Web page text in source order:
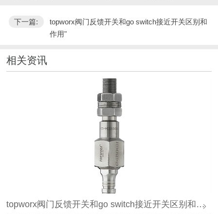
下一篇:
topworx阀门反馈开关和go switch接近开关区别和
作用"
相关资讯
topworx阀门反馈开关和go switch接近开关区别和作用